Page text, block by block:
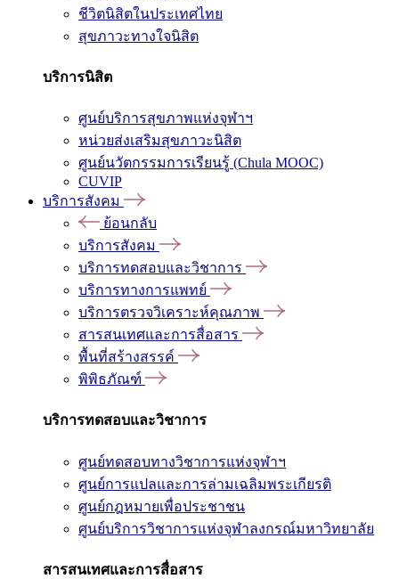
ชีวิตนิสิตในประเทศไทย
สุขภาวะทางใจนิสิต
บริการนิสิต
ศูนย์บริการสุขภาพแห่งจุฬาฯ
หน่วยส่งเสริมสุขภาวะนิสิต
ศูนย์นวัตกรรมการเรียนรู้ (Chula MOOC)
CUVIP
บริการสังคม
ย้อนกลับ
บริการสังคม
บริการทดสอบและวิชาการ
บริการทางการแพทย์
บริการตรวจวิเคราะห์คุณภาพ
สารสนเทศและการสื่อสาร
พื้นที่สร้างสรรค์
พิพิธภัณฑ์
บริการทดสอบและวิชาการ
ศูนย์ทดสอบทางวิชาการแห่งจุฬาฯ
ศูนย์การแปลและการล่ามเฉลิมพระเกียรติ
ศูนย์กฎหมายเพื่อประชาชน
ศูนย์บริการวิชาการแห่งจุฬาลงกรณ์มหาวิทยาลัย
สารสนเทศและการสื่อสาร